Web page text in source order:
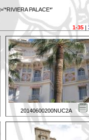
PALACE*'
1-35|
20140600200NUC2A